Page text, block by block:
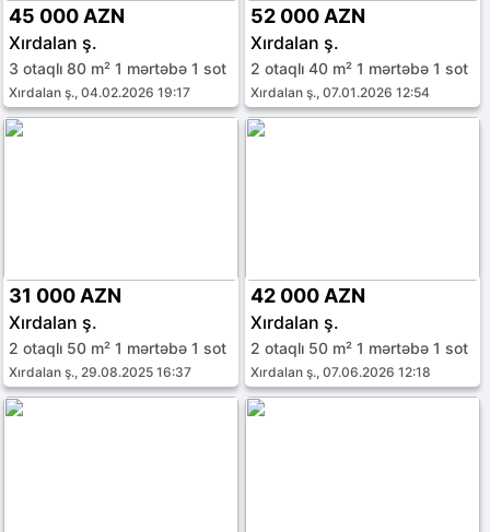
45 000 AZN
Xırdalan ş.
3 otaqlı 80 m² 1 mərtəbə 1 sot
Xırdalan ş., 04.02.2026 19:17
52 000 AZN
Xırdalan ş.
2 otaqlı 40 m² 1 mərtəbə 1 sot
Xırdalan ş., 07.01.2026 12:54
31 000 AZN
Xırdalan ş.
2 otaqlı 50 m² 1 mərtəbə 1 sot
Xırdalan ş., 29.08.2025 16:37
42 000 AZN
Xırdalan ş.
2 otaqlı 50 m² 1 mərtəbə 1 sot
Xırdalan ş., 07.06.2026 12:18